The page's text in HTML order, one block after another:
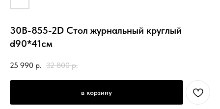
30B-855-2D Стол журнальный круглый
d90*41см
25 990 р. 32 800 р.
в корзину